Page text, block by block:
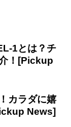
1とは？チ
！
カラダに嬉